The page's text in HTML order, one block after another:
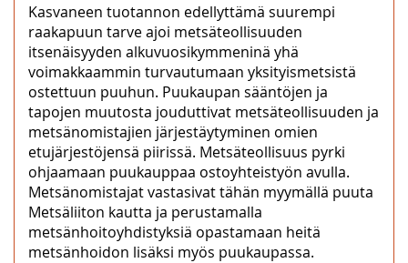
Kasvaneen tuotannon edellyttämä suurempi
raakapuun tarve ajoi metsäteollisuuden
itsenäisyyden alkuvuosikymmeninä yhä
voimakkaammin turvautumaan yksityismetsistä
ostettuun puuhun. Puukaupan sääntöjen ja
tapojen muutosta jouduttivat metsäteollisuuden ja
metsänomistajien järjestäytyminen omien
etujärjestöjensä piirissä. Metsäteollisuus pyrki
ohjaamaan puukauppaa ostoyhteistyön avulla.
Metsänomistajat vastasivat tähän myymällä puuta
Metsäliiton kautta ja perustamalla
metsänhoitoyhdistyksiä opastamaan heitä
metsänhoidon lisäksi myös puukaupassa.